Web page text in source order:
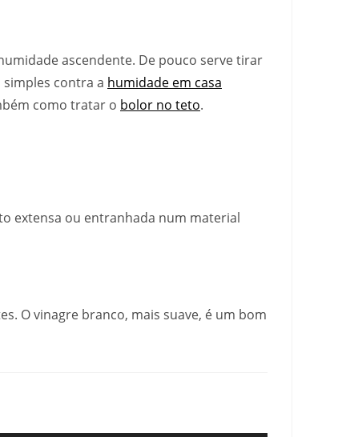
ascendente. De pouco serve tirar
contra a humidade em casa
como tratar o bolor no teto.
extensa ou entranhada num material
O vinagre branco, mais suave, é um bom